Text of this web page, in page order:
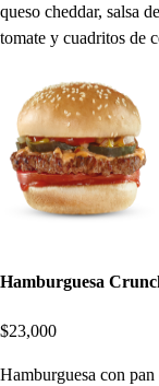
queso cheddar, salsa
tomate y cuadritos de
Hamburguesa
$23,000
Hamburguesa con